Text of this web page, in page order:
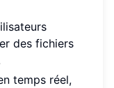
des fichiers
temps réel,